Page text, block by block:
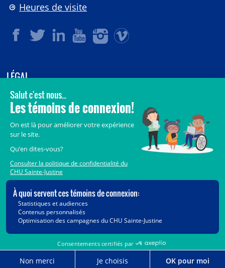
Heures de visite
LÉGAL
© 2006-2026CHU Sainte-Justine.
Tous droits réservés.
Crédits
Accès aux documents des organismes publics